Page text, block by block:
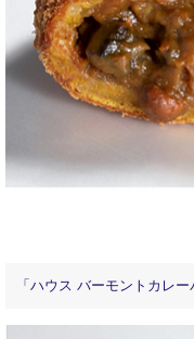
「ハウス バーモントカレ